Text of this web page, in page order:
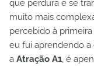
que perdura e se
muito mais
percebido à
eu fui aprendendo a
a Atração A1 , é